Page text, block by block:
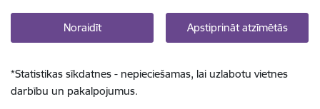
Noraidīt Apstiprināt atzīmētās
*Statistikas sīkdatnes - nepieciešamas, lai uzlabotu vietnes
darbību un pakalpojumus.